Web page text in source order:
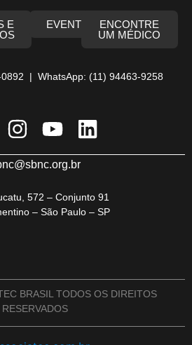
E
EVENTOS
ENCONTRE
UM MÉDICO
| WhatsApp: (11) 94463-9258
572 – Conjunto 91
– São Paulo – SP
BRASIL TODOS OS DIREITOS
RESERVADOS